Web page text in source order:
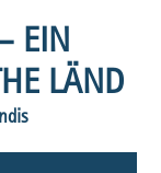
EIN
LÄND